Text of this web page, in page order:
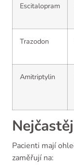
Escitalopram
Trazodon
Amitriptylin
Pacienti mají
zaměřují na: